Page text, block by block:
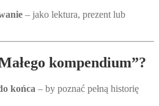
– jako lektura, prezent lub
kompendium”?
końca – by poznać pełną historię